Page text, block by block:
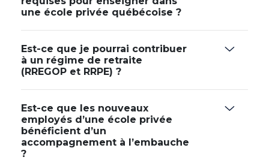
une école privée québécoise ?
Est-ce que je pourrai contribuer
à un régime de retraite
(RREGOP et RRPE) ?
Est-ce que les nouveaux
employés d’une école privée
bénéficient d’un
accompagnement à l’embauche
?